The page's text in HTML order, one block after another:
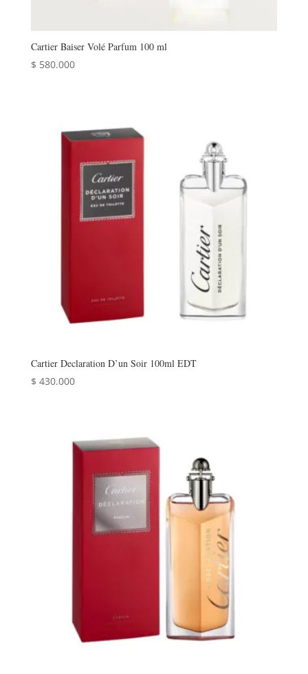
Cartier Baiser Volé Parfum 100 ml
$ 580.000
Cartier Declaration D’un Soir 100ml EDT
$ 430.000